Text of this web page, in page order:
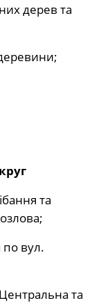
дерев та
та
по вул.
та